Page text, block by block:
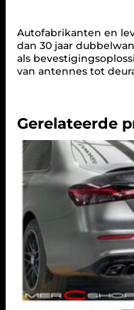
2
E
-
K
S
M
O
N
n
Autofabrikanten en
dan 30 jaar
als
van antennes tot
Gerelateerde